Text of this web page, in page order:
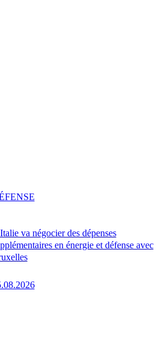
va négocier des dépenses
en énergie et défense avec